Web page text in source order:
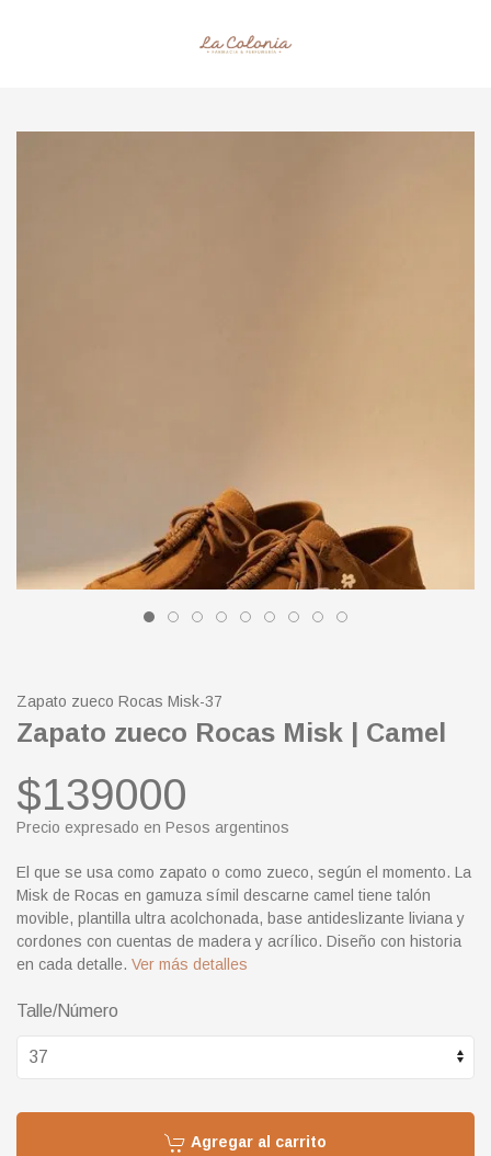
Zapato zueco Rocas Misk-37
Zapato zueco Rocas Misk | Camel
$139000
Precio expresado en Pesos argentinos
El que se usa como zapato o como zueco, según el momento. La
Misk de Rocas en gamuza símil descarne camel tiene talón
movible, plantilla ultra acolchonada, base antideslizante liviana y
cordones con cuentas de madera y acrílico. Diseño con historia
en cada detalle. Ver más detalles
Talle/Número
Agregar al carrito